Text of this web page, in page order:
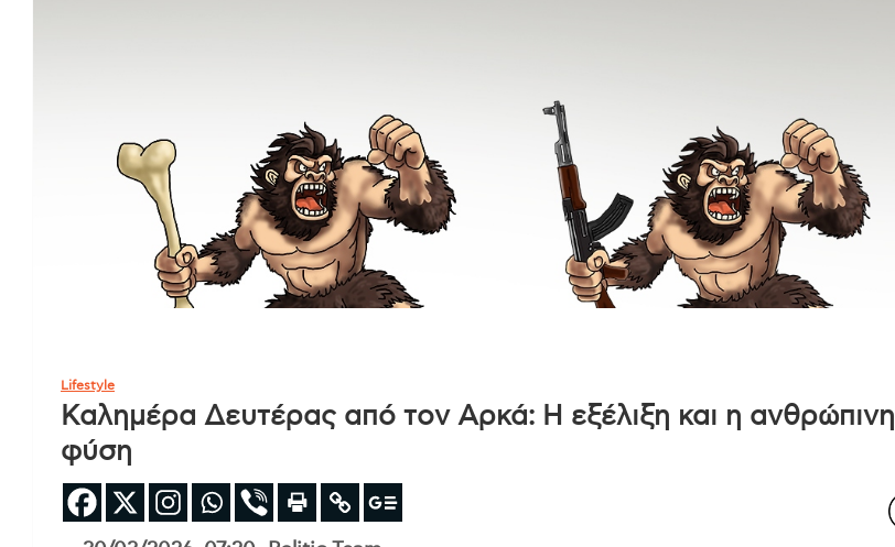
Lifestyle
Καλημέρα Δευτέρας από τον Αρκά: Η εξέλιξη και η ανθρώπινη
φύση